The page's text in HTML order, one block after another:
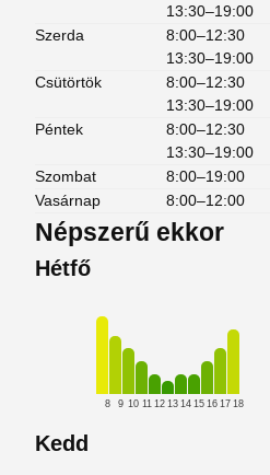
13:30–19:00
Szerda
8:00–12:30
13:30–19:00
Csütörtök
8:00–12:30
13:30–19:00
Péntek
8:00–12:30
13:30–19:00
Szombat
8:00–19:00
Vasárnap
8:00–12:00
Népszerű ekkor
Hétfő
8 9 10 11 12 13 14 15 16 17 18
Kedd